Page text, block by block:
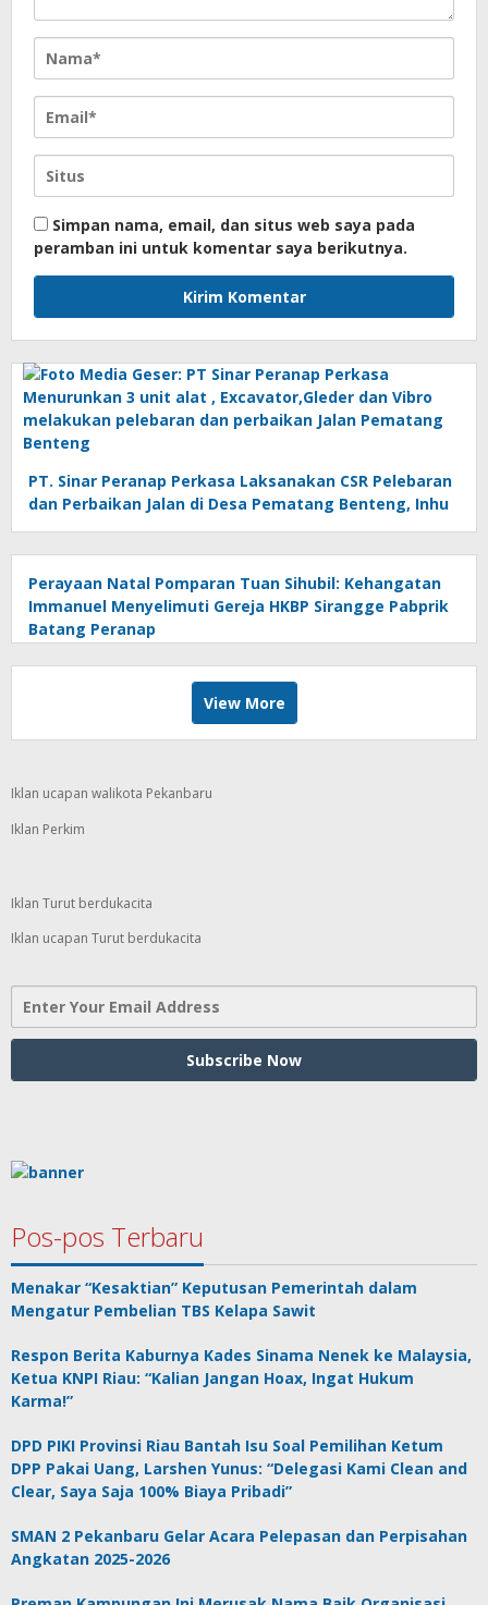
Simpan nama, email, dan situs web saya pada
peramban ini untuk komentar saya berikutnya.
PT. Sinar Peranap Perkasa Laksanakan CSR Pelebaran
dan Perbaikan Jalan di Desa Pematang Benteng, Inhu
Perayaan Natal Pomparan Tuan Sihubil: Kehangatan
Immanuel Menyelimuti Gereja HKBP Sirangge Pabprik
Batang Peranap
View More
Iklan ucapan walikota Pekanbaru
Iklan Perkim
Iklan Turut berdukacita
Iklan ucapan Turut berdukacita
Pos-pos Terbaru
Menakar “Kesaktian” Keputusan Pemerintah dalam
Mengatur Pembelian TBS Kelapa Sawit
Respon Berita Kaburnya Kades Sinama Nenek ke Malaysia,
Ketua KNPI Riau: “Kalian Jangan Hoax, Ingat Hukum
Karma!”
DPD PIKI Provinsi Riau Bantah Isu Soal Pemilihan Ketum
DPP Pakai Uang, Larshen Yunus: “Delegasi Kami Clean and
Clear, Saya Saja 100% Biaya Pribadi”
SMAN 2 Pekanbaru Gelar Acara Pelepasan dan Perpisahan
Angkatan 2025-2026